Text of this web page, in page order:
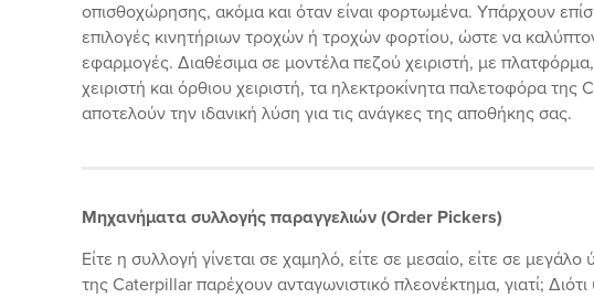
οπισθοχώρησης, ακόμα και όταν είναι φορτωμένα. Υπάρχουν
επιλογές κινητήριων τροχών ή τροχών φορτίου, ώστε να
εφαρμογές. Διαθέσιμα σε μοντέλα πεζού χειριστή, με
χειριστή και όρθιου χειριστή, τα ηλεκτροκίνητα παλετοφόρα της
αποτελούν την ιδανική λύση για τις ανάγκες της αποθήκης σας.
Μηχανήματα συλλογής παραγγελιών (Order Pickers)
Είτε η συλλογή γίνεται σε χαμηλό, είτε σε μεσαίο, είτε σε
της Caterpillar παρέχουν ανταγωνιστικό πλεονέκτημα, γιατί;